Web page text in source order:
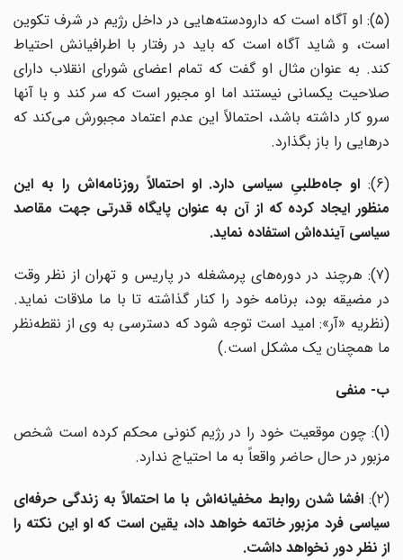
(۵): او آگاه است که دارودسته‌هایی در داخل رژیم در شرف تکوین
است، و شاید آگاه است که باید در رفتار با اطرافیانش احتیاط
کند. به عنوان مثال او گفت که تمام اعضای شورای انقلاب دارای
صلاحیت یکسانی نیستند اما او مجبور است که سر کند و با آنها
سرو کار داشته باشد، احتمالاً این عدم اعتماد مجبورش می‌کند که
درهایی را باز بگذارد.
او جاه‌طلبیِ سیاسی دارد. او احتمالاً روزنامه‌اش را به این
منظور ایجاد کرده که از آن به عنوان پایگاه قدرتی جهت مقاصد
سیاسی آینده‌اش استفاده نماید.
(۷): هرچند در دوره‌های پرمشغله در پاریس و تهران از نظر وقت
در مضیقه بود، برنامه خود را کنار گذاشته تا با ما ملاقات نماید.
(نظریه «آر»: امید است توجه شود که دسترسی به وی از نقطه‌نظر
ما همچنان یک مشکل است.)
ب- منفی
(۱): چون موقعیت خود را در رژیم کنونی محکم کرده است شخص
مزبور در حال حاضر واقعاً به ما احتیاج ندارد.
افشا شدن روابط مخفیانه‌اش با ما احتمالاً به زندگی حرفه‌ای
سیاسی فرد مزبور خاتمه خواهد داد، یقین است که او این نکته را
از نظر دور نخواهد داشت.